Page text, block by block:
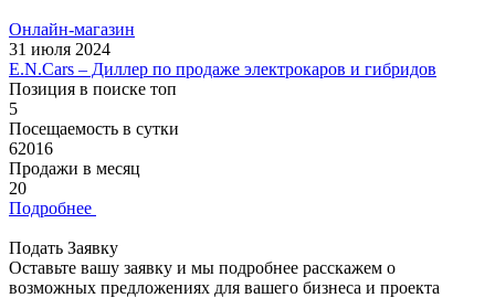
Онлайн-магазин
31 июля 2024
E.N.Cars – Диллер по продаже электрокаров и гибридов
Позиция в поиске топ
5
Посещаемость в сутки
62016
Продажи в месяц
20
Подробнее
Подать Заявку
Оставьте вашу заявку и мы подробнее расскажем о
возможных предложениях для вашего бизнеса и проекта